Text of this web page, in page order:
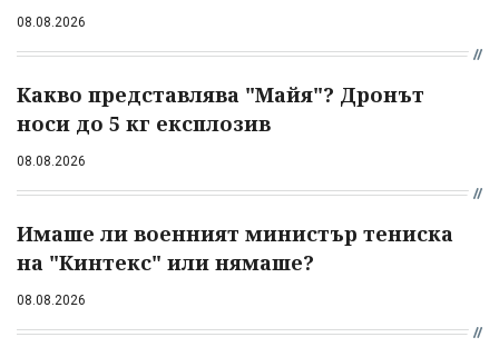
08.08.2026
Какво представлява "Майя"? Дронът
носи до 5 кг експлозив
08.08.2026
Имаше ли военният министър тениска
на "Кинтекс" или нямаше?
08.08.2026